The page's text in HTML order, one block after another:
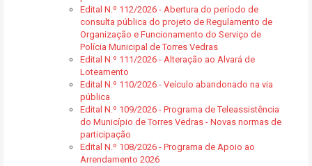
Edital N.º 112/2026 - Abertura do período de
consulta pública do projeto de Regulamento de
Organização e Funcionamento do Serviço de
Polícia Municipal de Torres Vedras
Edital N.º 111/2026 - Alteração ao Alvará de
Loteamento
Edital N.º 110/2026 - Veículo abandonado na via
pública
Edital N.º 109/2026 - Programa de Teleassistência
do Município de Torres Vedras - Novas normas de
participação
Edital N.º 108/2026 - Programa de Apoio ao
Arrendamento 2026